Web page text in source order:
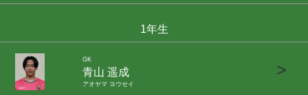
1年生
GK
青山 遥成
アオヤマ ヨウセイ
>